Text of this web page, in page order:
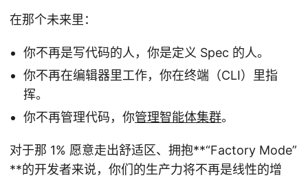
在那个未来里：
你不再是写代码的人，你是定义 Spec 的人。
你不再在编辑器里工作，你在终端（CLI）里指
挥。
你不再管理代码，你管理智能体集群。
对于那 1% 愿意走出舒适区、拥抱**“Factory Mode”
**的开发者来说，你们的生产力将不再是线性的增